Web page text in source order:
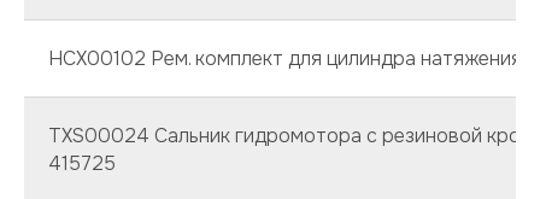
HCX00102 Рем. комплект для цилиндра натяжения
TXS00024 Сальник гидромотора с резиновой
415725